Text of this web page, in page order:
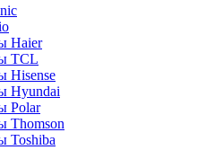
Haier
TCL
Hisense
Hyundai
Polar
Thomson
Toshiba